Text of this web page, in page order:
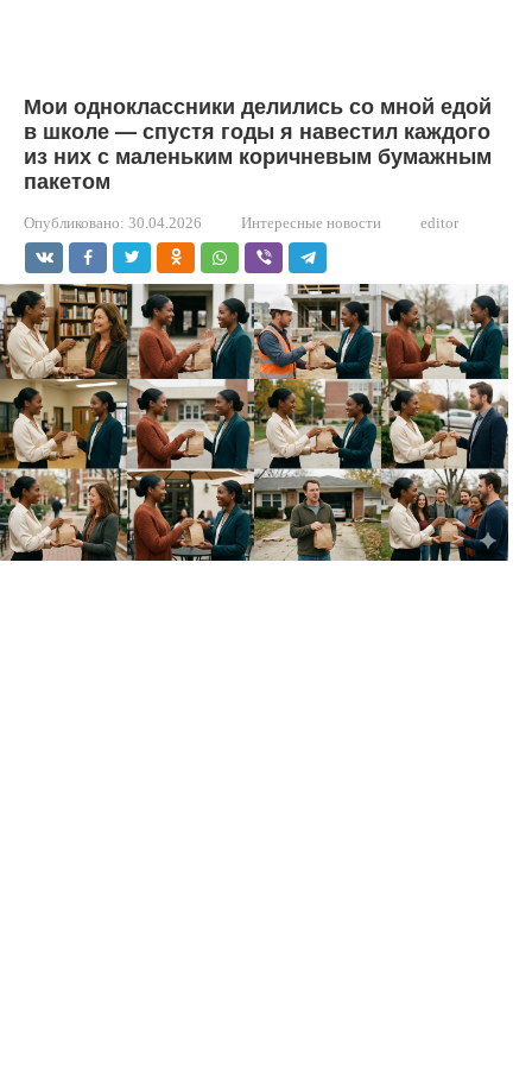
Мои одноклассники делились со мной едой
в школе — спустя годы я навестил каждого
из них с маленьким коричневым бумажным
пакетом
Опубликовано: 30.04.2026 Интересные новости editor